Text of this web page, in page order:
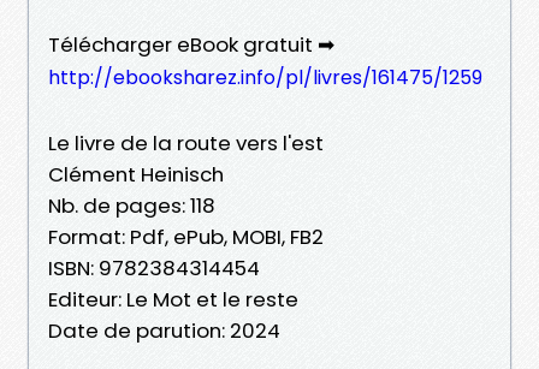
Télécharger eBook gratuit ➡
http://ebooksharez.info/pl/livres/161475/1259
Le livre de la route vers l'est
Clément Heinisch
Nb. de pages: 118
Format: Pdf, ePub, MOBI, FB2
ISBN: 9782384314454
Editeur: Le Mot et le reste
Date de parution: 2024